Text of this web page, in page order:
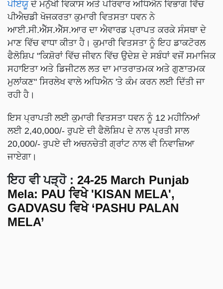
ਪੀਏਯੂਦੇ ਮਨੁੱਖੀ ਵਿਕਾਸ ਅਤੇ ਪਰਿਵਾਰ ਅਧਿਐਨ ਵਿਭਾਗ ਵਿੱਚ
ਪੀਐਚਡੀ ਖੋਜਕਰਤਾ ਕੁਮਾਰੀ ਵਿਤਸਤਾ ਧਵਨ ਨੇ
ਆਈ.ਸੀ.ਐੱਸ.ਐੱਸ.ਆਰ ਦਾ ਐਵਾਰਡ ਪ੍ਰਾਪਤ ਕਰਕੇ ਸੰਸਥਾ ਦੇ
ਮਾਣ ਵਿੱਚ ਵਾਧਾ ਕੀਤਾ ਹੈ। ਕੁਮਾਰੀ ਵਿਤਸਤਾ ਨੂੰ ਇਹ ਡਾਕਟੋਰਲ
ਫੈਲੋਸ਼ਿਪ "ਕਿਸ਼ੋਰਾਂ ਵਿੱਚ ਜੀਵਨ ਵਿੱਚ ਉਦੇਸ਼ ਦੇ ਸਬੰਧਾਂ ਵਜੋਂ ਸਮਾਜਿਕ
ਸਹਾਇਤਾ ਅਤੇ ਡਿਜੀਟਲ ਲਤ ਦਾ ਮਾਤਰਾਤਮਕ ਅਤੇ ਗੁਣਾਤਮਕ
ਮੁਲਾਂਕਣ" ਸਿਰਲੇਖ ਵਾਲੇ ਅਧਿਐਨ 'ਤੇ ਕੰਮ ਕਰਨ ਲਈ ਦਿੱਤੀ ਜਾ
ਰਹੀ ਹੈ।
ਇਸ ਪ੍ਰਾਪਤੀ ਲਈ ਕੁਮਾਰੀ ਵਿਤਸਤਾ ਧਵਨ ਨੂੰ 12 ਮਹੀਨਿਆਂ
ਲਈ 2,40,000/- ਰੁਪਏ ਦੀ ਫੈਲੋਸ਼ਿਪ ਦੇ ਨਾਲ ਪ੍ਰਤੀ ਸਾਲ
20,000/- ਰੁਪਏ ਦੀ ਅਚਨਚੇਤੀ ਗ੍ਰਾਂਟ ਨਾਲ ਵੀ ਨਿਵਾਜ਼ਿਆ
ਜਾਏਗਾ।
ਇਹ ਵੀ ਪੜ੍ਹੋ : 24-25 March Punjab
Mela: PAU ਵਿਖੇ 'KISAN MELA',
GADVASU ਵਿਖੇ ‘PASHU PALAN
MELA’